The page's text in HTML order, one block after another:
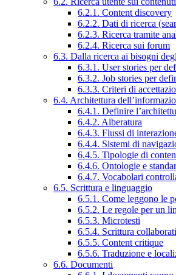
6.2.1. Content discovery
6.2.2. Dati di ricerca
6.2.3. Ricerca tramite
6.2.4. Ricerca sui forum
6.3. Dalla ricerca ai bisogni
6.3.1. User stories per
6.3.2. Job stories per
6.3.3. Criteri di
6.4. Architettura
6.4.1. Definire
6.4.2. Alberatura
6.4.3. Flussi di
6.4.4. Sistemi di
6.4.5. Tipologie di
6.4.6. Ontologie e
6.4.7. Vocabolari
6.5. Scrittura e linguaggio
6.5.1. Come leggono le
6.5.2. Le regole per un
6.5.3. Microtesti
6.5.4. Scrittura
6.5.5. Content critique
6.5.6. Traduzione e
6.6. Documenti